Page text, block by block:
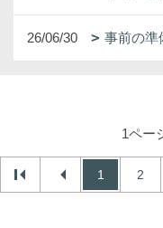
26/06/30 事前の準
1ペー
1 2